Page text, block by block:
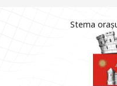
Stema